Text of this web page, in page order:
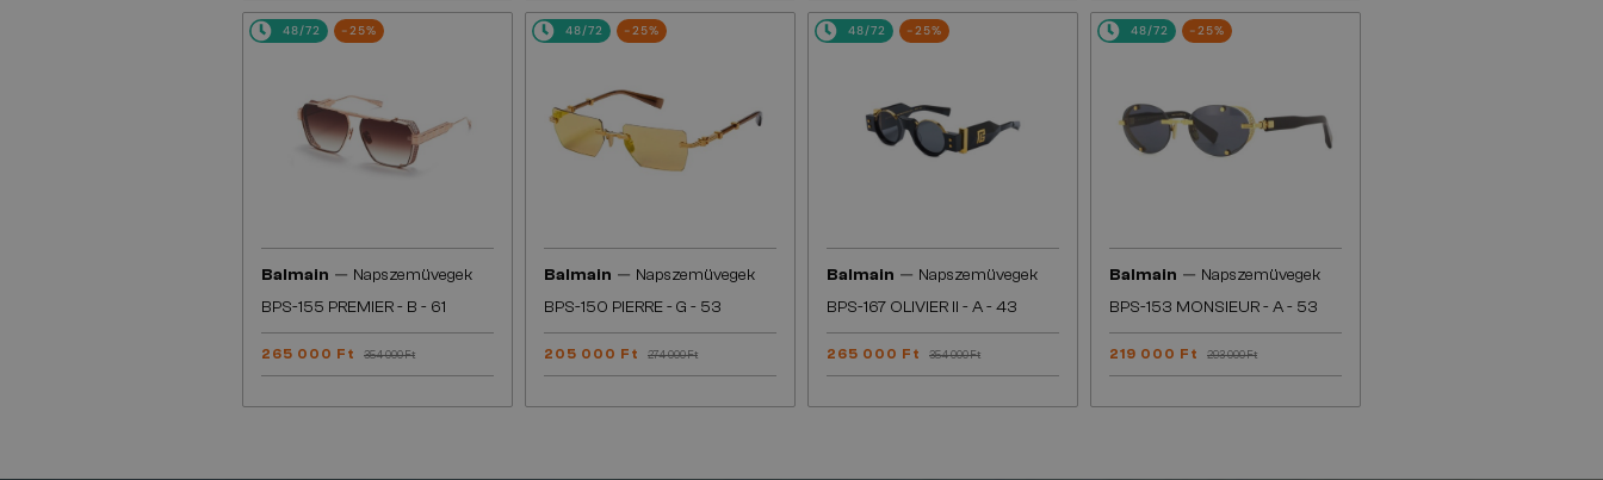
48/72 -25%
Balmain — Napszemüvegek
BPS-155 PREMIER - B - 61
265 000 Ft 354 000 Ft
48/72 -25%
Balmain — Napszemüvegek
BPS-150 PIERRE - G - 53
205 000 Ft 274 000 Ft
48/72 -25%
Balmain — Napszemüvegek
BPS-167 OLIVIER II - A - 43
265 000 Ft 354 000 Ft
48/72 -25%
Balmain — Napszemüvegek
BPS-153 MONSIEUR - A - 53
219 000 Ft 293 000 Ft